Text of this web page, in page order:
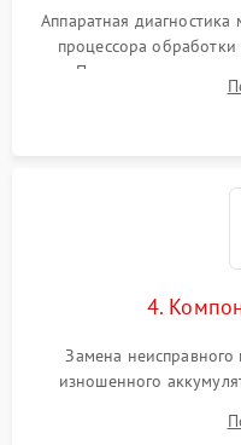
Аппаратная
процессора
Проверка
интерфейсов связи.
4.
Замена
изношенного
контроллеров на
разъемов и кнопок,